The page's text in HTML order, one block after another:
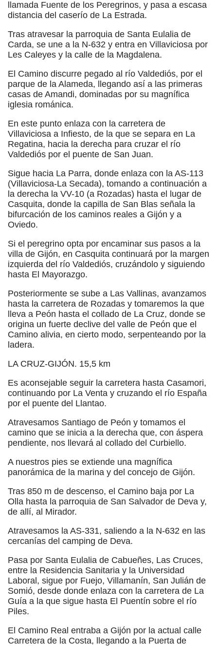
llamada Fuente de los Peregrinos, y pasa a escasa
distancia del caserío de La Estrada.
Tras atravesar la parroquia de Santa Eulalia de
Carda, se une a la N-632 y entra en Villaviciosa por
Les Caleyes y la calle de la Magdalena.
El Camino discurre pegado al río Valdediós, por el
parque de la Alameda, llegando así a las primeras
casas de Amandi, dominadas por su magnífica
iglesia románica.
En este punto enlaza con la carretera de
Villaviciosa a Infiesto, de la que se separa en La
Regatina, hacia la derecha para cruzar el río
Valdediós por el puente de San Juan.
Sigue hacia La Parra, donde enlaza con la AS-113
(Villaviciosa-La Secada), tomando a continuación a
la derecha la VV-10 (a Rozadas) hasta el lugar de
Casquita, donde la capilla de San Blas señala la
bifurcación de los caminos reales a Gijón y a
Oviedo.
Si el peregrino opta por encaminar sus pasos a la
villa de Gijón, en Casquita continuará por la margen
izquierda del río Valdediós, cruzándolo y siguiendo
hasta El Mayorazgo.
Posteriormente se sube a Las Vallinas, avanzamos
hasta la carretera de Rozadas y tomaremos la que
lleva a Peón hasta el collado de La Cruz, donde se
origina un fuerte declive del valle de Peón que el
Camino alivia, en cierto modo, serpenteando por la
ladera.
LA CRUZ-GIJÓN. 15,5 km
Es aconsejable seguir la carretera hasta Casamori,
continuando por La Venta y cruzando el río España
por el puente del Llantao.
Atravesamos Santiago de Peón y tomamos el
camino que se inicia a la derecha que, con áspera
pendiente, nos llevará al collado del Curbiello.
A nuestros pies se extiende una magnífica
panorámica de la marina y del concejo de Gijón.
Tras 850 m de descenso, el Camino baja por La
Olla hasta la parroquia de San Salvador de Deva y,
de allí, al Mirador.
Atravesamos la AS-331, saliendo a la N-632 en las
cercanías del camping de Deva.
Pasa por Santa Eulalia de Cabueñes, Las Cruces,
entre la Residencia Sanitaria y la Universidad
Laboral, sigue por Fuejo, Villamanín, San Julián de
Somió, desde donde enlaza con la carretera de La
Guía a la que sigue hasta El Puentín sobre el río
Piles.
El Camino Real entraba a Gijón por la actual calle
Carretera de la Costa, llegando a la Puerta de